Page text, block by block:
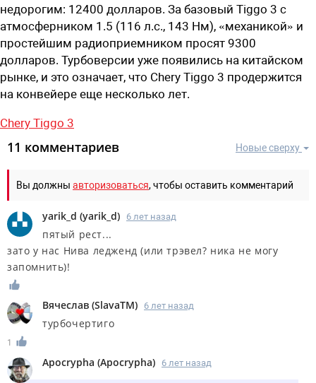
недорогим: 12400 долларов. За базовый Tiggo 3 с
атмосферником 1.5 (116 л.с., 143 Нм), «механикой» и
простейшим радиоприемником просят 9300
долларов. Турбоверсии уже появились на китайском
рынке, и это означает, что Chery Tiggo 3 продержится
на конвейере еще несколько лет.
Chery Tiggo 3
Новые сверху
11 комментариев
Вы должны авторизоваться, чтобы оставить комментарий
yarik_d (yarik_d) 6 лет назад
пятый рест...
зато у нас Нива ледженд (или трэвел? ника не могу
запомнить)!
Вячеслав (SlavaTM) 6 лет назад
турбочертиго
1
Apocrypha (Apocrypha) 6 лет назад